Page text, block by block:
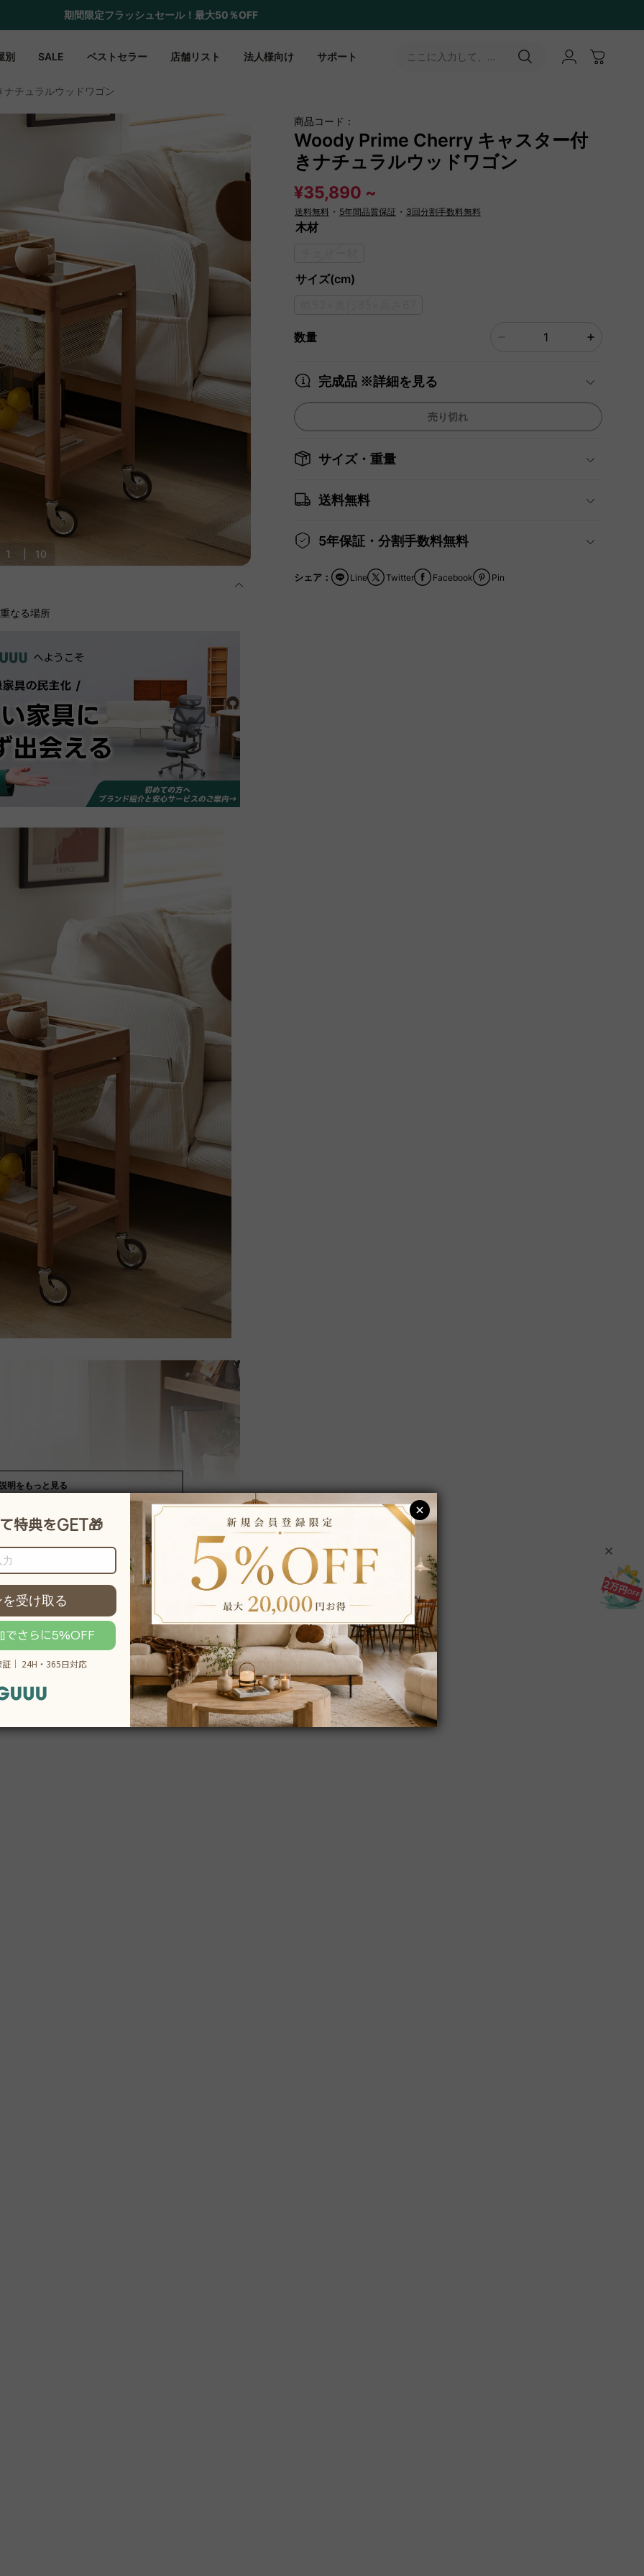
期間限定フラッシュセール！最大50％OFF
別 SALE ベストセラー 店舗リスト 法人様向け サポート
ここに入力して、
チュラルウッドワゴン
1 10
なる場所
明をもっと見る
商品コード：
Woody Prime Cherry キャスター付
きナチュラルウッドワゴン
¥35,890 ~
送料無料 ・ 5年間品質保証 ・ 3回分割手数料無料
木材
サイズ(cm)
数量
完成品 ※詳細を見る
売り切れ
サイズ・重量
送料無料
5年保証・分割手数料無料
シェア： Facebook
Twitter Pin
Line